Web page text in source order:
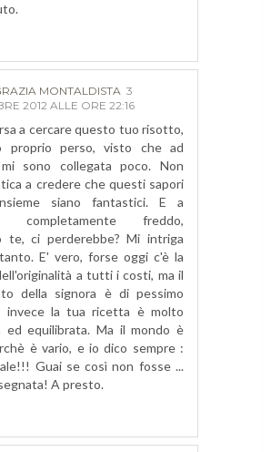
MONTALDISTA 3
2012 ALLE ORE 22:16
a cercare questo tuo risotto,
proprio perso, visto che ad
sono collegata poco. Non
a credere che questi sapori
siano fantastici. E a
completamente freddo,
te, ci perderebbe? Mi intriga
E' vero, forse oggi c'è la
a tutti i costi, ma il
della signora è di pessimo
invece la tua ricetta è molto
ed equilibrata. Ma il mondo è
è vario, e io dico sempre :
Guai se così non fosse ...
A presto.